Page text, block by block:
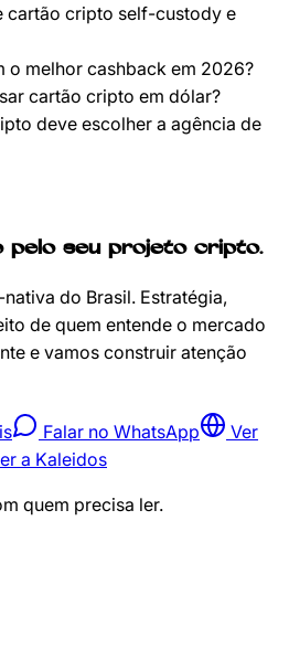
cartão cripto self-custody e
o melhor cashback em 2026?
cartão cripto em dólar?
deve escolher a agência de
pelo seu projeto cripto.
do Brasil. Estratégia,
de quem entende o mercado
e vamos construir atenção
Falar no WhatsApp
Ver
a Kaleidos
quem precisa ler.